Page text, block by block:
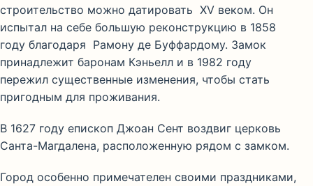
строительство можно датировать XV веком. Он
испытал на себе большую реконструкцию в 1858
году благодаря Рамону де Буффардому. Замок
принадлежит баронам Кэньелл и в 1982 году
пережил существенные изменения, чтобы стать
пригодным для проживания.
В 1627 году епископ Джоан Сент воздвиг церковь
Санта-Магдалена, расположенную рядом с замком.
Город особенно примечателен своими праздниками,